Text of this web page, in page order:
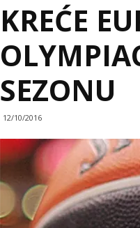
KREĆE
SEZONU
12/10/2016